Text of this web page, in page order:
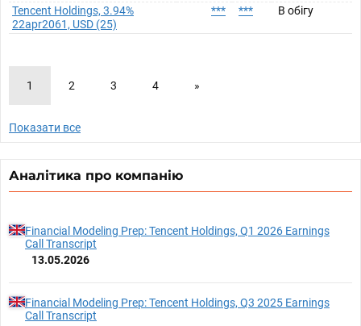
Tencent Holdings, 3.94%
22apr2061, USD (25)
*** *** В обігу
1 2 3 4 »
Показати все
Аналітика про компанію
Financial Modeling Prep: Tencent Holdings, Q1 2026 Earnings
Call Transcript
13.05.2026
Financial Modeling Prep: Tencent Holdings, Q3 2025 Earnings
Call Transcript